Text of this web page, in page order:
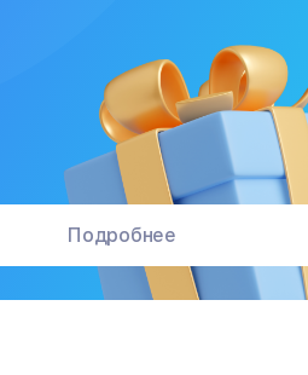
печи
камеры
Подробнее